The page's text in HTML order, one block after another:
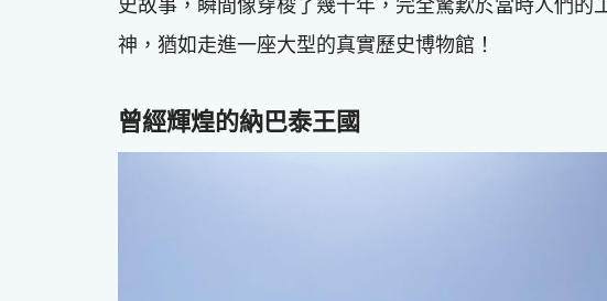
神，猶如走進一座大型的真實歷史博物館！
曾經輝煌的納巴泰王國